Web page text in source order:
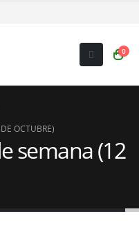
0
OCTUBRE)
semana (12